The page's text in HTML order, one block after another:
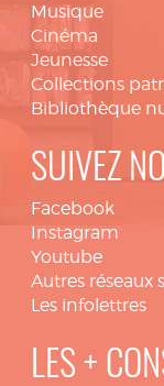
Musique
Cinéma
Jeunesse
Collections
Bibliothèque
SUIVEZ
Facebook
Instagram
Youtube
Autres réseaux
Les infolettres
LES +